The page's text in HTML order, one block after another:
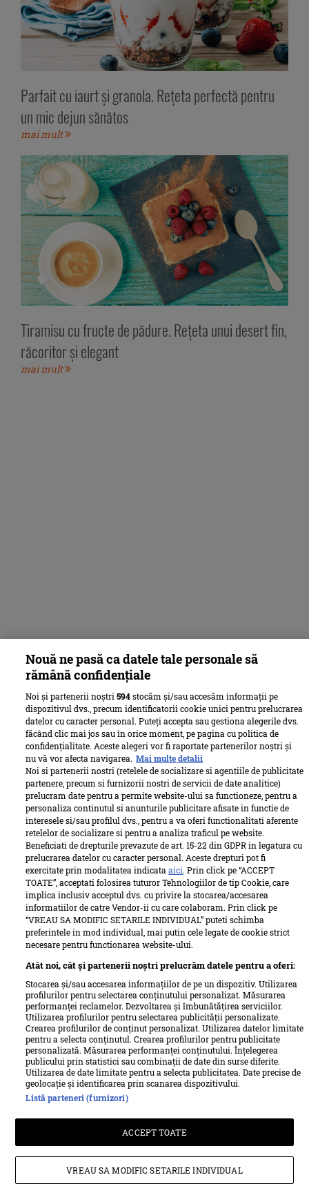
Parfait cu iaurt și granola. Rețeta perfectă pentru
un mic dejun sănătos
mai mult
Tiramisu cu fructe de pădure. Rețeta unui desert fin,
răcoritor și elegant
mai mult
Termeni si conditii
Despre cookies
Politica de confidențialitate
Despre Unica
Echipa Unica
Sitemap
Contact
Retete culinare – Romanesti si din Bucataria internationala
Pariază responsabil! Decizia ONJN nr. 821/25.09.2025.
Jocurile de noroc sunt interzise minorilor.
© Ringier Romania, 2026
All rights reserved
Nouă ne pasă ca datele tale personale să
rămână confidențiale
Noi și partenerii noștri594stocăm și/sau accesăm informații pe
dispozitivul dvs., precum identificatorii cookie unici pentru prelucrarea
datelor cu caracter personal. Puteți accepta sau gestiona alegerile dvs.
făcând clic mai jos sau în orice moment, pe pagina cu politica de
confidențialitate. Aceste alegeri vor fi raportate partenerilor noștri și
nu vă vor afecta navigarea. Mai multe detalii
Noi si partenerii nostri (retelele de socializare si agentiile de publicitate
partenere, precum si furnizorii nostri de servicii de date analitice)
prelucram date pentru a permite website-ului sa functioneze, pentru a
personaliza continutul si anunturile publicitare afisate in functie de
interesele si/sau profilul dvs., pentru a va oferi functionalitati aferente
retelelor de socializare si pentru a analiza traficul pe website.
Beneficiati de drepturile prevazute de art. 15-22 din GDPR in legatura cu
prelucrarea datelor cu caracter personal. Aceste drepturi pot fi
exercitate prin modalitatea indicataaici. Prin click pe “ACCEPT
TOATE”, acceptati folosirea tuturor Tehnologiilor de tip Cookie, care
implica inclusiv acceptul dvs. cu privire la stocarea/accesarea
informatiilor de catre Vendor-ii cu care colaboram. Prin click pe
“VREAU SA MODIFIC SETARILE INDIVIDUAL” puteti schimba
preferintele in mod individual, mai putin cele legate de cookie strict
necesare pentru functionarea website-ului.
Atât noi, cât și partenerii noștri prelucrăm datele pentru a oferi:
Stocarea și/sau accesarea informațiilor de pe un dispozitiv. Utilizarea
profilurilor pentru selectarea conținutului personalizat. Măsurarea
performanței reclamelor. Dezvoltarea și îmbunătățirea serviciilor.
Utilizarea profilurilor pentru selectarea publicității personalizate.
Crearea profilurilor de conținut personalizat. Utilizarea datelor limitate
pentru a selecta conținutul. Crearea profilurilor pentru publicitate
personalizată. Măsurarea performanței conținutului. Înțelegerea
publicului prin statistici sau combinații de date din surse diferite.
Utilizarea de date limitate pentru a selecta publicitatea. Date precise de
geolocație și identificarea prin scanarea dispozitivului.
Listă parteneri (furnizori)
ACCEPT TOATE
VREAU SA MODIFIC SETARILE INDIVIDUAL